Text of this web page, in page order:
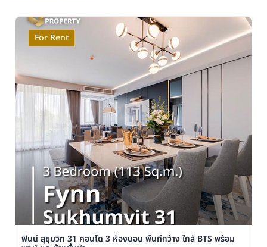
For Rent
ฟินน์ สุขุมวิท 31 คอนโด 3 ห้องนอน พื้นที่กว้าง ใกล้ BTS พร้อม